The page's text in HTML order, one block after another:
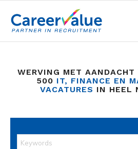
WERVING MET AANDACHT
500 IT, FINANCE EN
VACATURES IN HEEL